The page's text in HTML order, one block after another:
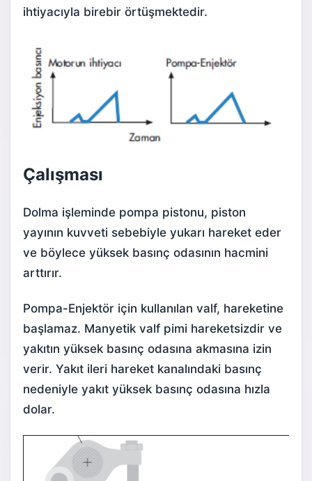
ihtiyacıyla birebir örtüşmektedir.
Çalışması
Dolma işleminde pompa pistonu, piston
yayının kuvveti sebebiyle yukarı hareket eder
ve böylece yüksek basınç odasının hacmini
arttırır.
Pompa-Enjektör için kullanılan valf, hareketine
başlamaz. Manyetik valf pimi hareketsizdir ve
yakıtın yüksek basınç odasına akmasına izin
verir. Yakıt ileri hareket kanalındaki basınç
nedeniyle yakıt yüksek basınç odasına hızla
dolar.